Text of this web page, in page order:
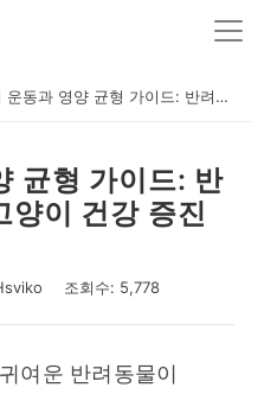
영양 균형 가이드: 반려동물 보조제로 고양이 건강 증진하기
균형 가이드: 반
양이 건강 증진
조회수: 5,778
여운 반려동물이